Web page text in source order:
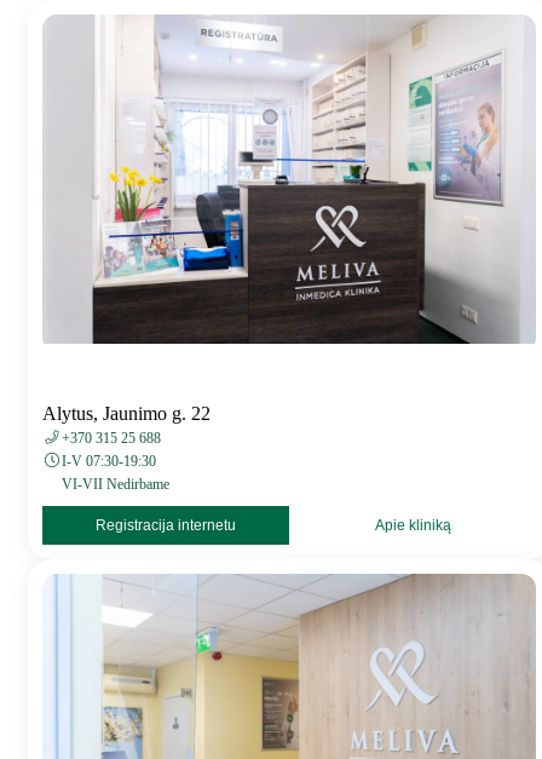
Alytus, Jaunimo g. 22
+370 315 25 688
I-V 07:30-19:30
VI-VII Nedirbame
Registracija internetu Apie kliniką